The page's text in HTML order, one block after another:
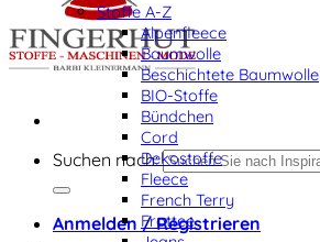
Suchen nach:
Anmelden / Registrieren
Stoffe A-Z
Alpenfleece
Baumwolle
Beschichtete Baumwolle
BIO-Stoffe
Bündchen
Cord
Dekostoffe
Fleece
French Terry
Frottee